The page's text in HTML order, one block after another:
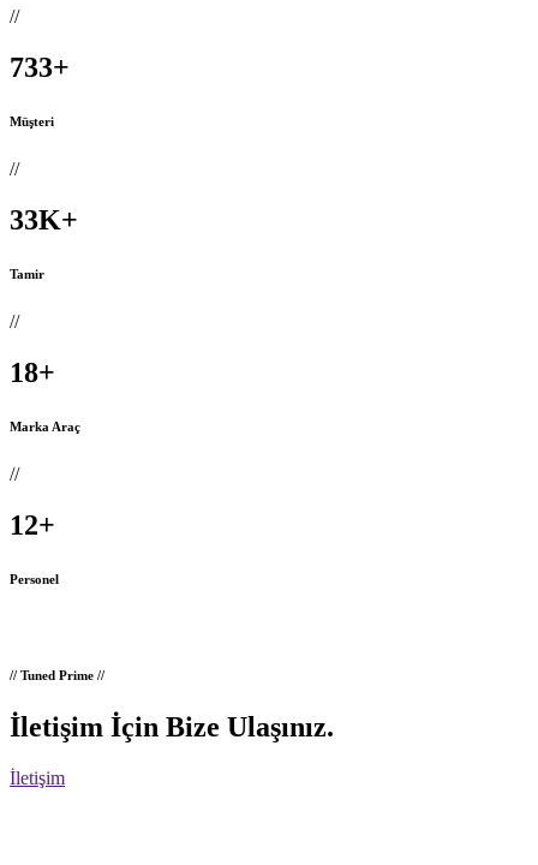
//
733+
Müşteri
//
33K+
Tamir
//
18+
Marka Araç
//
12+
Personel
// Tuned Prime //
İletişim İçin Bize Ulaşınız.
İletişim